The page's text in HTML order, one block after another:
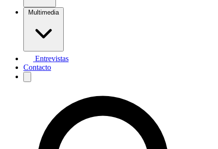
Multimedia
Entrevistas
Contacto